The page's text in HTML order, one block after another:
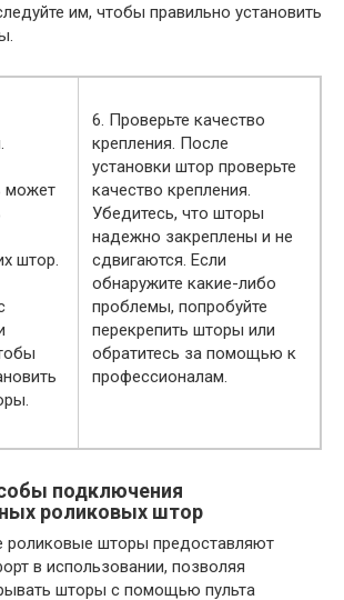
им, чтобы правильно установить
может
штор.
6. Проверьте качество
крепления. После
установки штор проверьте
качество крепления.
Убедитесь, что шторы
надежно закреплены и не
сдвигаются. Если
обнаружите какие-либо
проблемы, попробуйте
перекрепить шторы или
обратитесь за помощью к
профессионалам.
подключения
роликовых штор
роликовые шторы предоставляют
в использовании, позволяя
шторы с помощью пульта